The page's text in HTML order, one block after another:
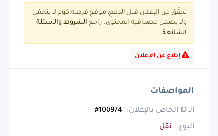
تحقّق من الإعلان قبل الدفع، موقع فرصه.كوم لا يتحمّل
ولا يضمن مصداقية المحتوى. راجع الشروط والأسئلة
الشائعة.
إبلاغ عن الإعلان
المواصفات
الـ ID الخاص بالإعلان: 100974#
النوع: نقل